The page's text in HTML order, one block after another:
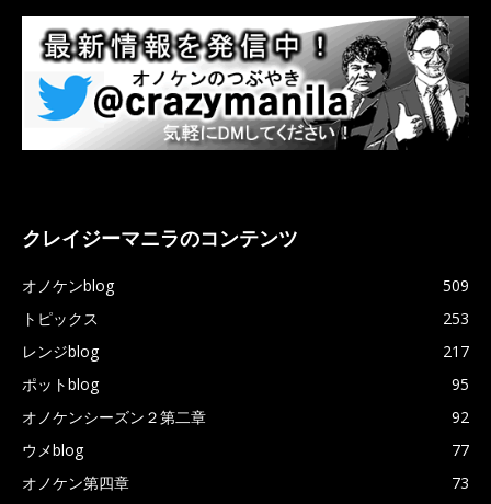
クレイジーマニラのコンテンツ
オノケンblog
509
トピックス
253
レンジblog
217
ポットblog
95
オノケンシーズン２第二章
92
ウメblog
77
オノケン第四章
73